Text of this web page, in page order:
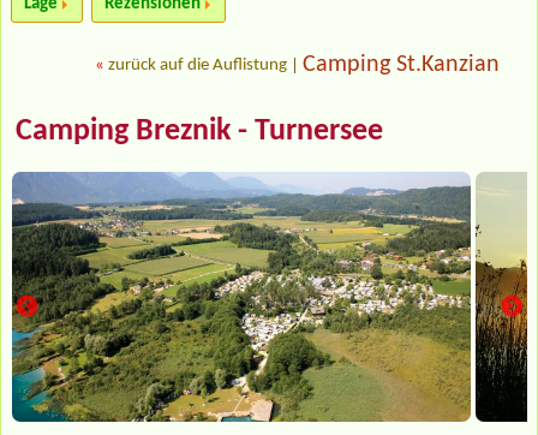
Lage Rezensionen
« zurück auf die Auflistung Camping St.Kanzian
Camping Breznik - Turnersee